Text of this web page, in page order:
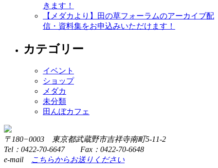
きます！
【メダカより】田の草フォーラムのアーカイブ配
信・資料集をお申込みいただけます！
カテゴリー
イベント
ショップ
メダカ
未分類
田んぼカフェ
〒180−0003 東京都武蔵野市吉祥寺南町5-11-2
Tel：0422-70-6647 Fax：0422-70-6648
e-mail
こちらからお送りください